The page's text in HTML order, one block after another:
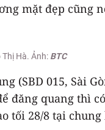
mặt đẹp
Hà. Ảnh: BTC
015, Sài
quang thì
tối 28/8 tại